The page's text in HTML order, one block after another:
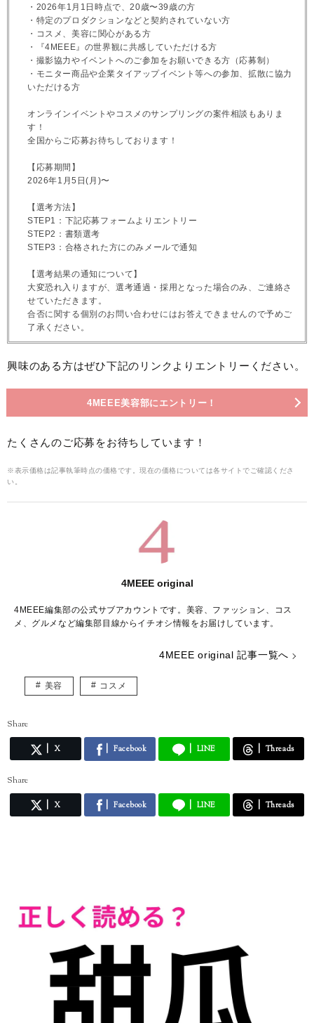
・2026年1月1日時点で、20歳〜39歳の方
・特定のプロダクションなどと契約されていない方
・コスメ、美容に関心がある方
・『4MEEE』の世界観に共感していただける方
・撮影協力やイベントへのご参加をお願いできる方（応募制）
・モニター商品や企業タイアップイベント等への参加、拡散に協力
いただける方
オンラインイベントやコスメのサンプリングの案件相談もありま
す！
全国からご応募お待ちしております！
【応募期間】
2026年1月5日(月)〜
【選考方法】
STEP1：下記応募フォームよりエントリー
STEP2：書類選考
STEP3：合格された方にのみメールで通知
【選考結果の通知について】
大変恐れ入りますが、選考通過・採用となった場合のみ、ご連絡さ
せていただきます。
合否に関する個別のお問い合わせにはお答えできませんので予めご
了承ください。
興味のある方はぜひ下記のリンクよりエントリーください。
4MEEE美容部にエントリー！
たくさんのご応募をお待ちしています！
※表示価格は記事執筆時点の価格です。現在の価格については各サイトでご確認くださ
い。
4MEEE original
4MEEE編集部の公式サブアカウントです。美容、ファッション、コス
メ、グルメなど編集部目線からイチオシ情報をお届けしています。
4MEEE original 記事一覧へ
美容 コスメ
Share
X Facebook LINE Threads
Share
X Facebook LINE Threads